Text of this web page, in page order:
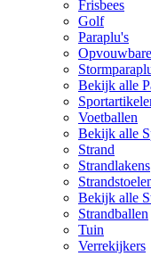
Frisbees
Golf
Paraplu's
Bekijk alle
Voetballen
Bekijk alle
Strand
Strandlakens
Bekijk alle
Strandballen
Tuin
Verrekijkers